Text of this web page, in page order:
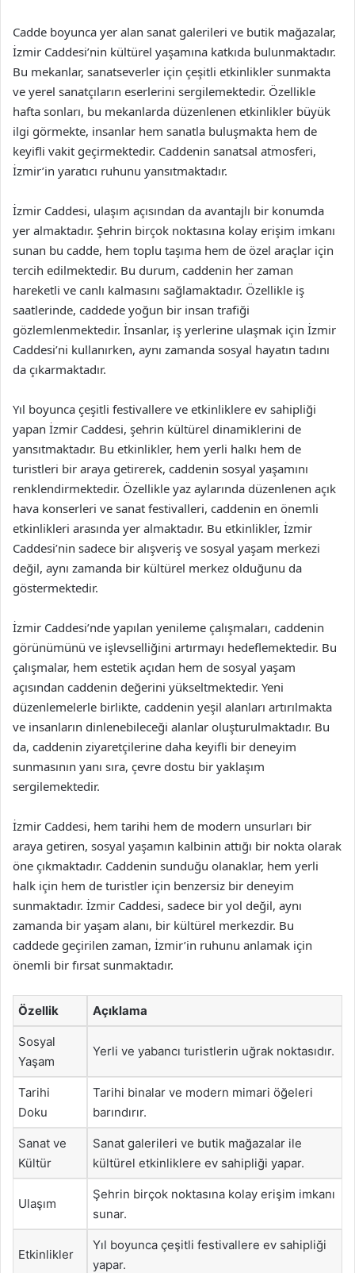
Cadde boyunca yer alan sanat galerileri ve butik mağazalar,
İzmir Caddesi’nin kültürel yaşamına katkıda bulunmaktadır.
Bu mekanlar, sanatseverler için çeşitli etkinlikler sunmakta
ve yerel sanatçıların eserlerini sergilemektedir. Özellikle
hafta sonları, bu mekanlarda düzenlenen etkinlikler büyük
ilgi görmekte, insanlar hem sanatla buluşmakta hem de
keyifli vakit geçirmektedir. Caddenin sanatsal atmosferi,
İzmir’in yaratıcı ruhunu yansıtmaktadır.
İzmir Caddesi, ulaşım açısından da avantajlı bir konumda
yer almaktadır. Şehrin birçok noktasına kolay erişim imkanı
sunan bu cadde, hem toplu taşıma hem de özel araçlar için
tercih edilmektedir. Bu durum, caddenin her zaman
hareketli ve canlı kalmasını sağlamaktadır. Özellikle iş
saatlerinde, caddede yoğun bir insan trafiği
gözlemlenmektedir. İnsanlar, iş yerlerine ulaşmak için İzmir
Caddesi’ni kullanırken, aynı zamanda sosyal hayatın tadını
da çıkarmaktadır.
Yıl boyunca çeşitli festivallere ve etkinliklere ev sahipliği
yapan İzmir Caddesi, şehrin kültürel dinamiklerini de
yansıtmaktadır. Bu etkinlikler, hem yerli halkı hem de
turistleri bir araya getirerek, caddenin sosyal yaşamını
renklendirmektedir. Özellikle yaz aylarında düzenlenen açık
hava konserleri ve sanat festivalleri, caddenin en önemli
etkinlikleri arasında yer almaktadır. Bu etkinlikler, İzmir
Caddesi’nin sadece bir alışveriş ve sosyal yaşam merkezi
değil, aynı zamanda bir kültürel merkez olduğunu da
göstermektedir.
İzmir Caddesi’nde yapılan yenileme çalışmaları, caddenin
görünümünü ve işlevselliğini artırmayı hedeflemektedir. Bu
çalışmalar, hem estetik açıdan hem de sosyal yaşam
açısından caddenin değerini yükseltmektedir. Yeni
düzenlemelerle birlikte, caddenin yeşil alanları artırılmakta
ve insanların dinlenebileceği alanlar oluşturulmaktadır. Bu
da, caddenin ziyaretçilerine daha keyifli bir deneyim
sunmasının yanı sıra, çevre dostu bir yaklaşım
sergilemektedir.
İzmir Caddesi, hem tarihi hem de modern unsurları bir
araya getiren, sosyal yaşamın kalbinin attığı bir nokta olarak
öne çıkmaktadır. Caddenin sunduğu olanaklar, hem yerli
halk için hem de turistler için benzersiz bir deneyim
sunmaktadır. İzmir Caddesi, sadece bir yol değil, aynı
zamanda bir yaşam alanı, bir kültürel merkezdir. Bu
caddede geçirilen zaman, İzmir’in ruhunu anlamak için
önemli bir fırsat sunmaktadır.
Özellik Açıklama
Sosyal
Yaşam
Yerli ve yabancı turistlerin uğrak noktasıdır.
Tarihi
Doku
Tarihi binalar ve modern mimari öğeleri
barındırır.
Sanat ve
Kültür
Sanat galerileri ve butik mağazalar ile
kültürel etkinliklere ev sahipliği yapar.
Ulaşım
Şehrin birçok noktasına kolay erişim imkanı
sunar.
Etkinlikler
Yıl boyunca çeşitli festivallere ev sahipliği
yapar.